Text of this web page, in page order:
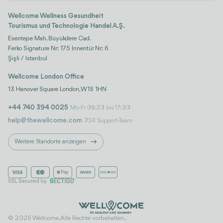
Wellcome Wellness Gesundheit
Tourismus und Technologie Handel A.Ş.
Esentepe Mah. Büyükdere Cad.
Ferko Signature Nr: 175 Innentür Nr: 6
Şişli / Istanbul
Wellcome London Office
13 Hanover Square London, W1S 1HN
+44 740 394 0025 Mo-Fr 08:30 bis 17:00
help@thewellcome.com 7/24 Support-Team
Weitere Standorte anzeigen
© 2026 Wellcome. Alle Rechte vorbehalten..